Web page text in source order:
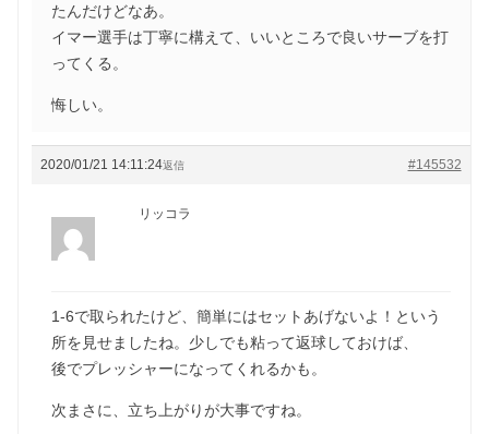
たんだけどなあ。
イマー選手は丁寧に構えて、いいところで良いサーブを打
ってくる。
悔しい。
2020/01/21 14:11:24 #145532
返信
リッコラ
1-6で取られたけど、簡単にはセットあげないよ！という
所を見せましたね。少しでも粘って返球しておけば、
後でプレッシャーになってくれるかも。
次まさに、立ち上がりが大事ですね。